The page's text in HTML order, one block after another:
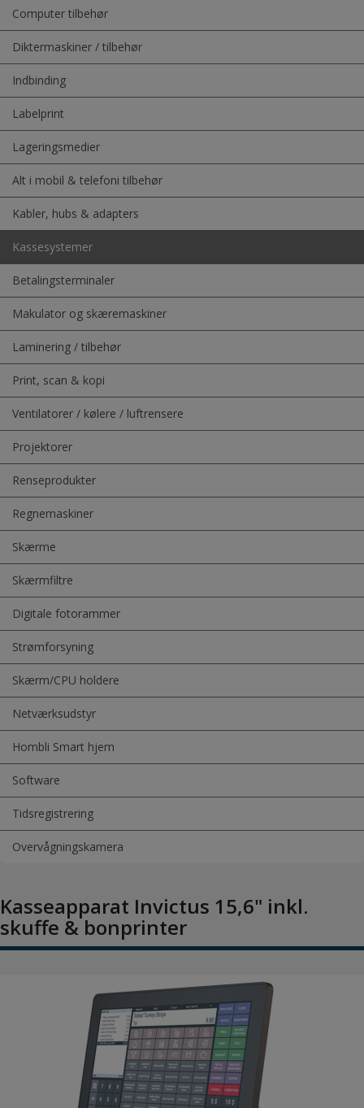
Computer tilbehør
Diktermaskiner / tilbehør
Indbinding
Labelprint
Lageringsmedier
Alt i mobil & telefoni tilbehør
Kabler, hubs & adapters
Kassesystemer
Betalingsterminaler
Makulator og skæremaskiner
Laminering / tilbehør
Print, scan & kopi
Ventilatorer / kølere / luftrensere
Projektorer
Renseprodukter
Regnemaskiner
Skærme
Skærmfiltre
Digitale fotorammer
Strømforsyning
Skærm/CPU holdere
Netværksudstyr
Hombli Smart hjem
Software
Tidsregistrering
Overvågningskamera
Kasseapparat Invictus 15,6" inkl.
skuffe & bonprinter